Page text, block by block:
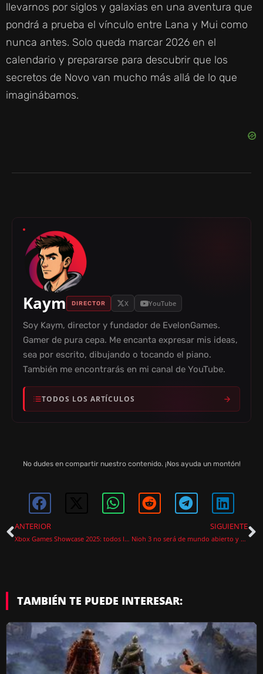
llevarnos por siglos y galaxias en una aventura que
pondrá a prueba el vínculo entre Lana y Mui como
nunca antes. Solo queda marcar 2026 en el
calendario y prepararse para descubrir que los
secretos de Novo van mucho más allá de lo que
imaginábamos.
Kaym DIRECTOR X YouTube
Soy Kaym, director y fundador de EvelonGames.
Gamer de pura cepa. Me encanta expresar mis ideas,
sea por escrito, dibujando o tocando el piano.
También me encontrarás en mi canal de YouTube.
TODOS LOS ARTÍCULOS
No dudes en compartir nuestro contenido. ¡Nos ayuda un montón!
ANTERIOR
Xbox Games Showcase 2025: todos los anuncios del evento y un juego enorme que ya puedes jugar
SIGUIENTE
Nioh 3 no será de mundo abierto y Team Ninja explica por qué es mejor así
TAMBIÉN TE PUEDE INTERESAR: